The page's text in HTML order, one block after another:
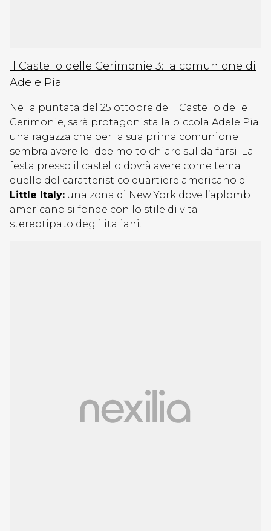
Il Castello delle Cerimonie 3: la comunione di
Adele Pia
Nella puntata del 25 ottobre de Il Castello delle
Cerimonie, sarà protagonista la piccola Adele Pia:
una ragazza che per la sua prima comunione
sembra avere le idee molto chiare sul da farsi. La
festa presso il castello dovrà avere come tema
quello del caratteristico quartiere americano di
Little Italy: una zona di New York dove l’aplomb
americano si fonde con lo stile di vita
stereotipato degli italiani.